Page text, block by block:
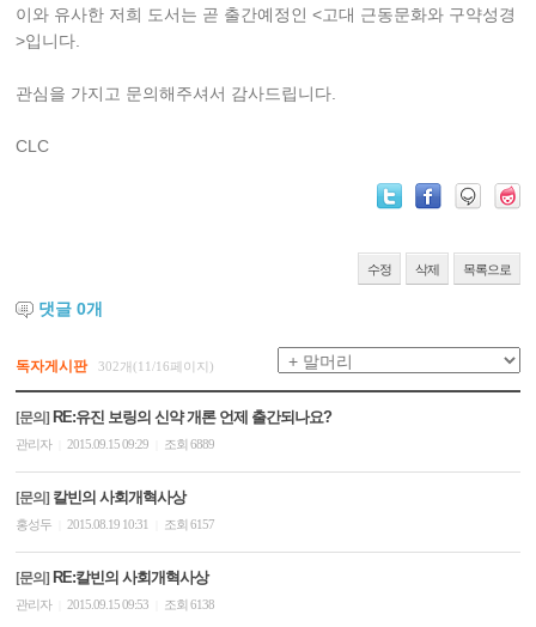
이와 유사한 저희 도서는 곧 출간예정인 <고대 근동문화와 구약성경
>입니다.
관심을 가지고 문의해주셔서 감사드립니다.
CLC
수정 삭제 목록으로
댓글0개
독자게시판 302개(11/16페이지)
[문의] RE:유진 보링의 신약 개론 언제 출간되나요?
관리자 2015.09.15 09:29 조회 6889
[문의] 칼빈의 사회개혁사상
홍성두 2015.08.19 10:31 조회 6157
[문의] RE:칼빈의 사회개혁사상
관리자 2015.09.15 09:53 조회 6138